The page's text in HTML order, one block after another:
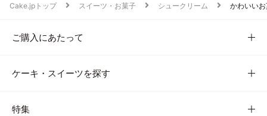
Cake.jpトップ スイーツ・お菓子 シュークリーム かわいい
ご購入にあたって
ケーキ・スイーツを探す
特集